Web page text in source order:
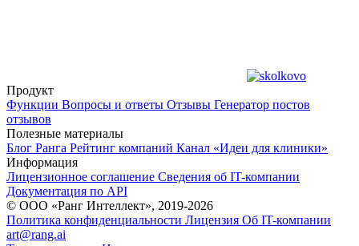
Продукт
Функции Вопросы и ответы Отзывы Генератор постов
отзывов
Полезные материалы
Блог Ранга Рейтинг компаний Канал «Идеи для клиники»
Информация
Лицензионное соглашение Сведения об IT-компании
Документация по API
© ООО «Ранг Интеллект», 2019-2026
Политика конфиденциальности Лицензия Об IT-компании
art@rang.ai